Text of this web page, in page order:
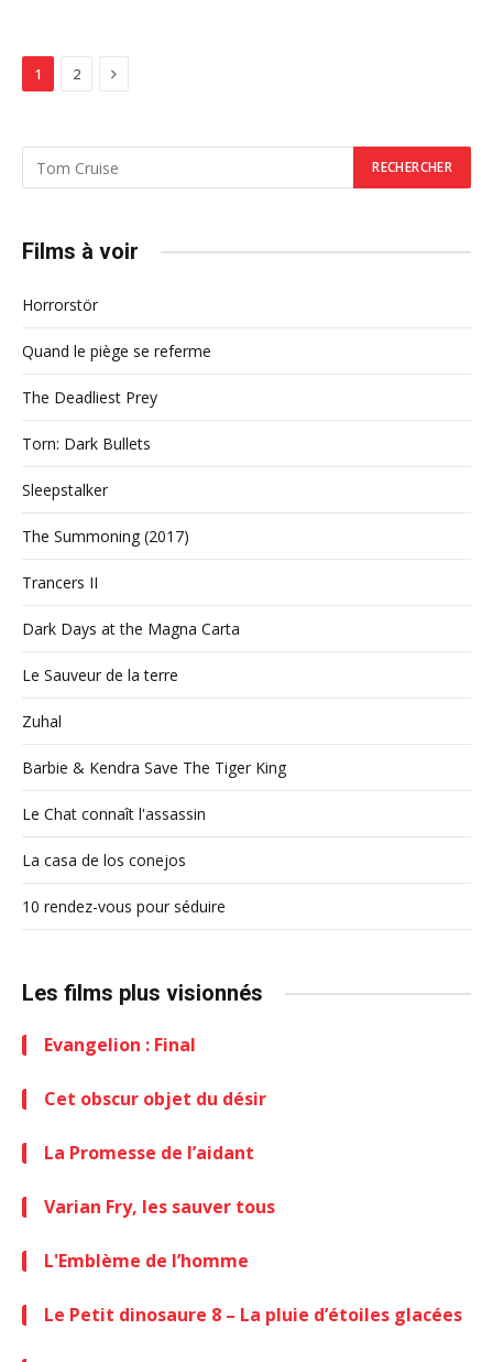
1 2 Next
Films à voir
Horrorstör
Quand le piège se referme
The Deadliest Prey
Torn: Dark Bullets
Sleepstalker
The Summoning (2017)
Trancers II
Dark Days at the Magna Carta
Le Sauveur de la terre
Zuhal
Barbie & Kendra Save The Tiger King
Le Chat connaît l'assassin
La casa de los conejos
10 rendez-vous pour séduire
Les films plus visionnés
Evangelion : Final
Cet obscur objet du désir
La Promesse de l’aidant
Varian Fry, les sauver tous
L'Emblème de l’homme
Le Petit dinosaure 8 – La pluie d’étoiles glacées